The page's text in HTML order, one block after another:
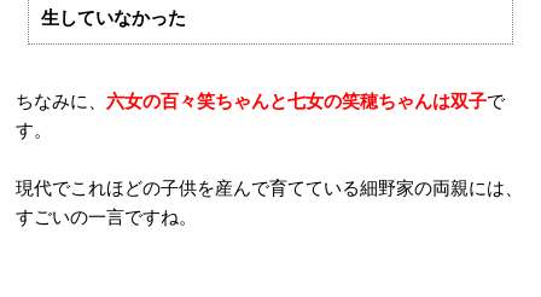
生していなかった
ちなみに、 六女の百々笑ちゃんと七女の笑穂ちゃんは双子で
す。
現代でこれほどの子供を産んで育てている細野家の両親には、
すごいの一言ですね。